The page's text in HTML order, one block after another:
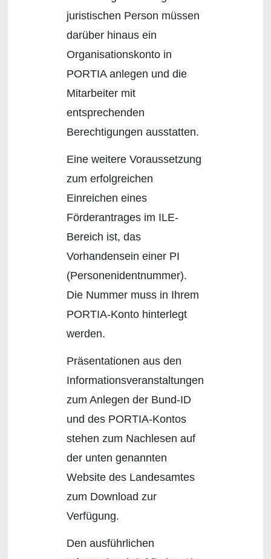
juristischen Person müssen
darüber hinaus ein
Organisationskonto in
PORTIA anlegen und die
Mitarbeiter mit
entsprechenden
Berechtigungen ausstatten.
Eine weitere Voraussetzung
zum erfolgreichen
Einreichen eines
Förderantrages im ILE-
Bereich ist, das
Vorhandensein einer PI
(Personenidentnummer).
Die Nummer muss in Ihrem
PORTIA-Konto hinterlegt
werden.
Präsentationen aus den
Informationsveranstaltungen
zum Anlegen der Bund-ID
und des PORTIA-Kontos
stehen zum Nachlesen auf
der unten genannten
Website des Landesamtes
zum Download zur
Verfügung.
Den ausführlichen